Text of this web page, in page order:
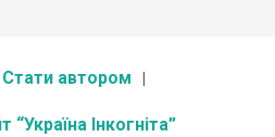
Стати автором
“Україна Інкогніта”